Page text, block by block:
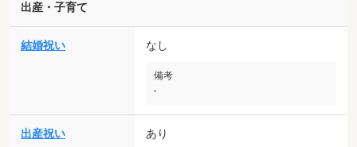
出産・子育て
結婚祝い なし
備考
-
出産祝い あり